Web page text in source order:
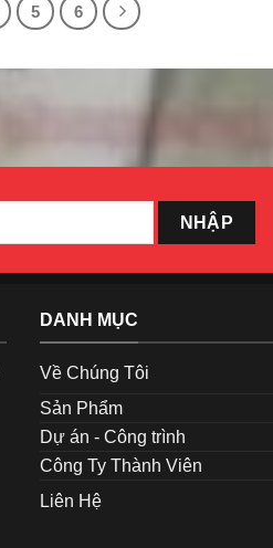
5 6
DANH MỤC
Về Chúng Tôi
Sản Phẩm
Dự án - Công trình
Công Ty Thành Viên
Liên Hệ